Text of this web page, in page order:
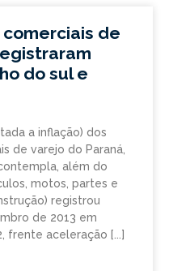
de
do sul e
a inflação) dos
de varejo do Paraná,
além do
motos, partes e
registrou
de 2013 em
frente aceleração